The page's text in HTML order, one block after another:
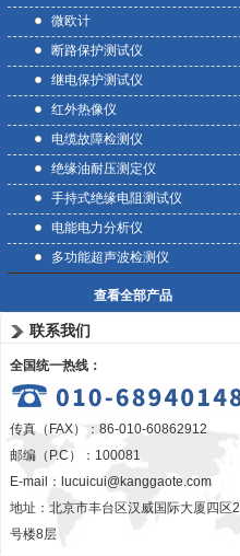
微欧计
断路保护测试仪
继电保护测试仪
红外热像仪
电缆故障检测仪
绝缘油耐压测定仪
手持式绝缘电阻测试仪
电能电力分析仪
多功能超声波检测仪
查看全部产品
联系我们
全国统一热线：
传真（FAX）：86-010-60862912
邮编（P.C）：100081
E-mail： lucuicui@kanggaote.com
地址：北京市丰台区汉威国际大厦四区2
号楼8层